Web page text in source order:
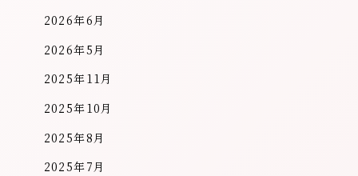
2026年6月
2026年5月
2025年11月
2025年10月
2025年8月
2025年7月